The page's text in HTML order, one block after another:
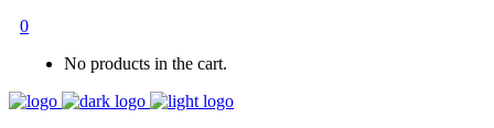
0
No products in the cart.